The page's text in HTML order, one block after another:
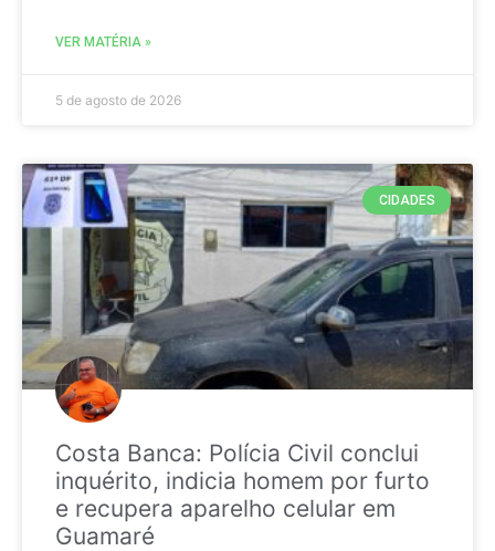
VER MATÉRIA »
5 de agosto de 2026
CIDADES
Costa Banca: Polícia Civil conclui
inquérito, indicia homem por furto
e recupera aparelho celular em
Guamaré